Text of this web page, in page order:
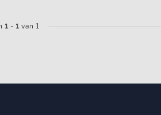
1 - 1van 1